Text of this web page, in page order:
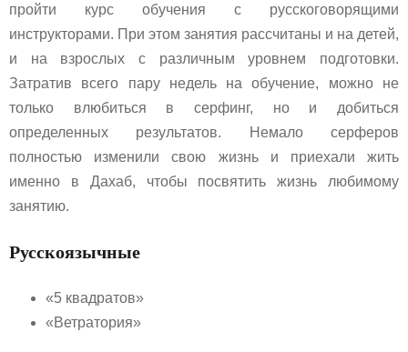
пройти курс обучения с русскоговорящими
инструкторами. При этом занятия рассчитаны и на детей,
и на взрослых с различным уровнем подготовки.
Затратив всего пару недель на обучение, можно не
только влюбиться в серфинг, но и добиться
определенных результатов. Немало серферов
полностью изменили свою жизнь и приехали жить
именно в Дахаб, чтобы посвятить жизнь любимому
занятию.
Русскоязычные
«5 квадратов»
«Ветратория»